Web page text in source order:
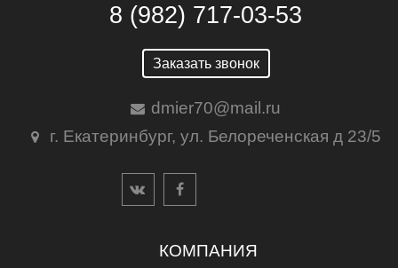
8 (982) 717-03-53
Заказать звонок
dmier70@mail.ru
г. Екатеринбург, ул. Белореченская д 23/5
КОМПАНИЯ